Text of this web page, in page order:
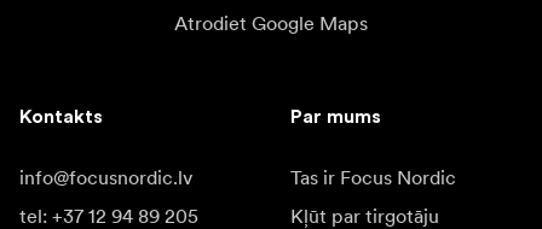
Atrodiet Google Maps
Kontakts
info@focusnordic.lv
tel: +37 12 94 89 205
Par mums
Tas ir Focus Nordic
Kļūt par tirgotāju